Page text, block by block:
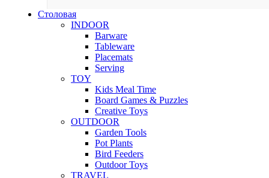
Столовая
INDOOR
Barware
Tableware
Placemats
Serving
TOY
Kids Meal Time
Board Games & Puzzles
Creative Toys
OUTDOOR
Garden Tools
Pot Plants
Bird Feeders
Outdoor Toys
TRAVEL